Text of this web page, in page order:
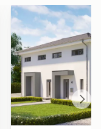
Haus